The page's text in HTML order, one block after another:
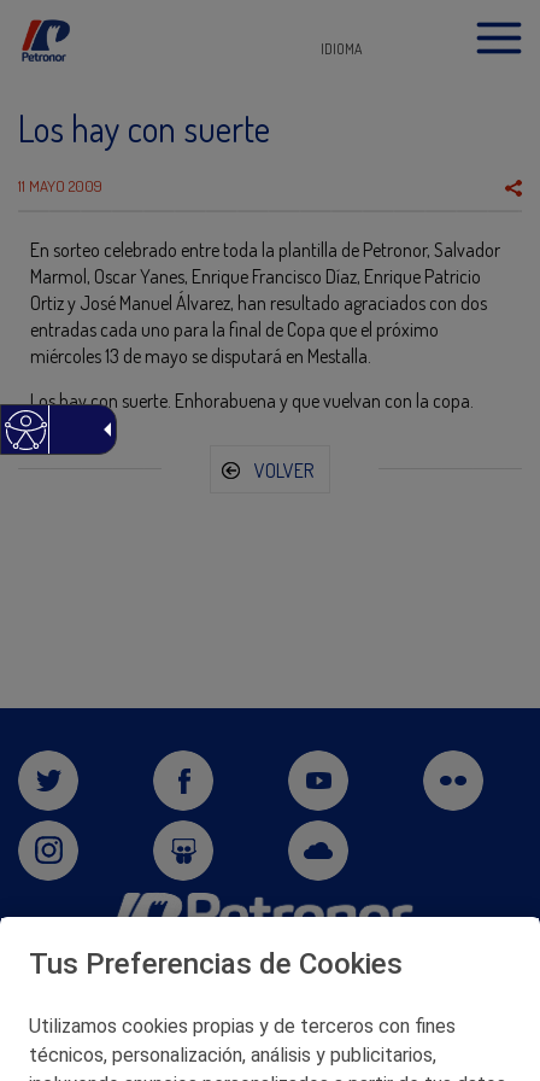
IDIOMA
Los hay con suerte
11 MAYO 2009
En sorteo celebrado entre toda la plantilla de Petronor, Salvador
Marmol, Oscar Yanes, Enrique Francisco Díaz, Enrique Patricio
Ortiz y José Manuel Álvarez, han resultado agraciados con dos
entradas cada uno para la final de Copa que el próximo
miércoles 13 de mayo se disputará en Mestalla.
Los hay con suerte. Enhorabuena y que vuelvan con la copa.
VOLVER
San Martín 5-Edificio Muñatones,
© 2026 Petronor S.A.
Tus Preferencias de Cookies
Utilizamos cookies propias y de terceros con fines
técnicos, personalización, análisis y publicitarios,